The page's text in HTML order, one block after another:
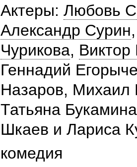
Актеры: Любовь
Александр Сурин
Чурикова,
Геннадий
Назаров, Михаил
Татьяна Букамина
Шкаев и Лариса
комедия